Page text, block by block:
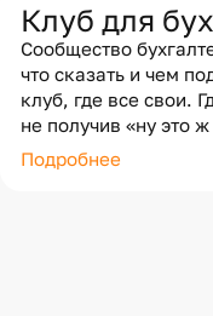
Клуб для
Сообщество
что сказать и чем
клуб, где все свои.
не получив «ну это
Подробнее